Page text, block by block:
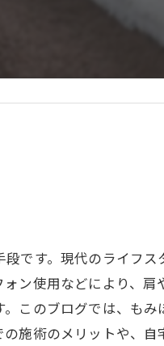
です。現代のライフ
ン使用などにより、
このブログでは、も
施術のメリットや、